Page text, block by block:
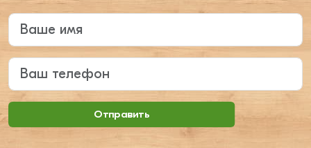
Введите ваше имя
Ваш телефон
Отправить